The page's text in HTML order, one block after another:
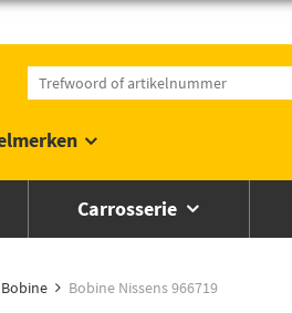
Carrosserie
Bobine Bobine Nissens 966719